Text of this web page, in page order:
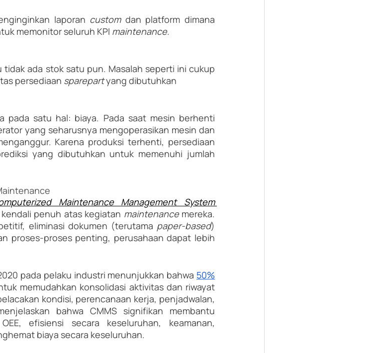
laporan custom dan platform dimana
memonitor seluruh KPI maintenance.
ada stok satu pun. Masalah seperti ini cukup
persediaan sparepart
pada satu hal: biaya. Pada saat mesin berhenti
yang seharusnya mengoperasikan mesin dan
Karena produksi terhenti, persediaan
yang dibutuhkan untuk memenuhi jumlah
Computerized Maintenance Management System
penuh atas kegiatan maintenance mereka.
eliminasi dokumen (terutama paper-based)
proses-proses penting, perusahaan dapat lebih
pada pelaku industri menunjukkan bahwa 50%
memudahkan konsolidasi aktivitas dan riwayat
kondisi, perencanaan kerja, penjadwalan,
bahwa CMMS signifikan membantu
efisiensi secara keseluruhan, keamanan,
biaya secara keseluruhan.